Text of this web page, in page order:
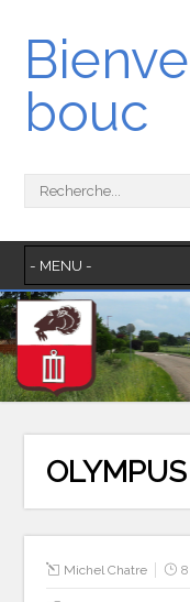
bouc
Michel Chatre